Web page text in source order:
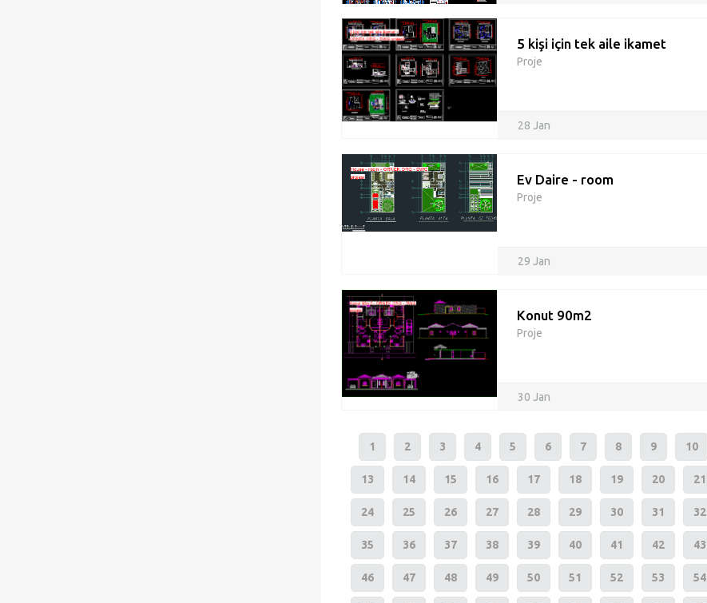
5 kişi için tek aile ikamet
Proje
28 Jan
Ev Daire - room
Proje
29 Jan
Konut 90m2
Proje
30 Jan
1 2 3 4 5 6 7 8 9 10
13 14 15 16 17 18 19 20 21
24 25 26 27 28 29 30 31 32
35 36 37 38 39 40 41 42 43
46 47 48 49 50 51 52 53 54